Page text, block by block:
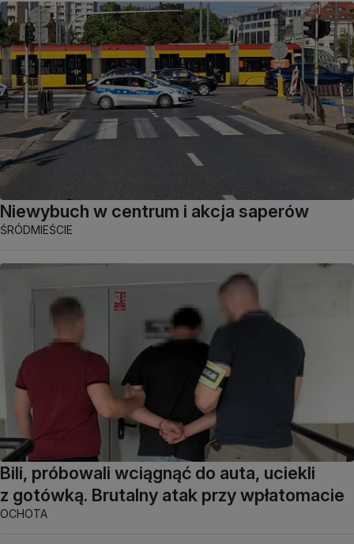
Niewybuch w centrum i akcja saperów
ŚRÓDMIEŚCIE
Bili, próbowali wciągnąć do auta, uciekli
z gotówką. Brutalny atak przy wpłatomacie
OCHOTA